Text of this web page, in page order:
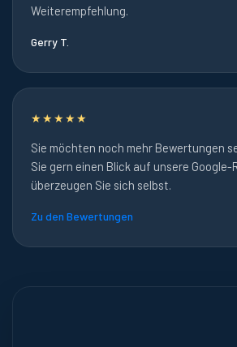
Weiterempfehlung.
Gerry T.
★★★★★
Sie möchten noch mehr Bewertungen
Sie gern einen Blick auf unsere Google-
überzeugen Sie sich selbst.
Zu den Bewertungen